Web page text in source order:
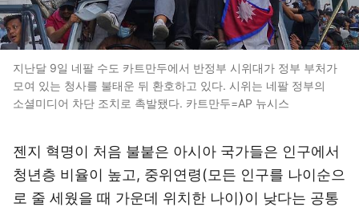
지난달 9일 네팔 수도 카트만두에서 반정부 시위대가 정부 부처가
모여 있는 청사를 불태운 뒤 환호하고 있다. 시위는 네팔 정부의
소셜미디어 차단 조치로 촉발됐다. 카트만두=AP 뉴시스
젠지 혁명이 처음 불붙은 아시아 국가들은 인구에서
청년층 비율이 높고, 중위연령(모든 인구를 나이순으
로 줄 세웠을 때 가운데 위치한 나이)이 낮다는 공통